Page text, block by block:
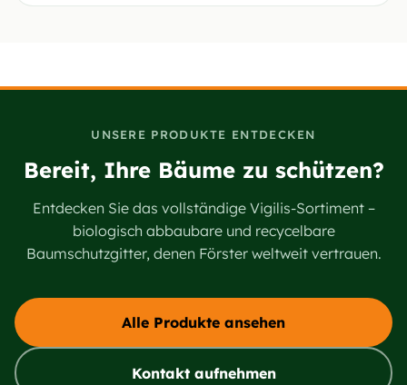
UNSERE PRODUKTE ENTDECKEN
Bereit, Ihre Bäume zu schützen?
Entdecken Sie das vollständige Vigilis-Sortiment –
biologisch abbaubare und recycelbare
Baumschutzgitter, denen Förster weltweit vertrauen.
Alle Produkte ansehen
Kontakt aufnehmen